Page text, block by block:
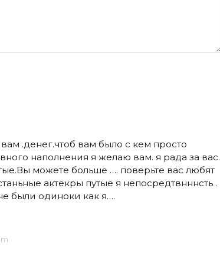
вам .денег.чтоб вам было с кем просто
наполнения я желаю вам. я рада за вас.
можете больше …. поверьте вас любят
актекры путые я непосредтвнннсть .
были одиноки как я….